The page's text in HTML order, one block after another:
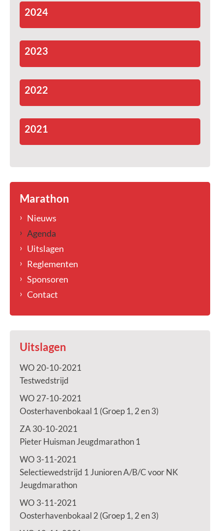
2024
2023
2022
2021
Marathon
Nieuws
Agenda
Uitslagen
Reglementen
Sponsoren
Contact
Uitslagen
WO 20-10-2021
Testwedstrijd
WO 27-10-2021
Oosterhavenbokaal 1 (Groep 1, 2 en 3)
ZA 30-10-2021
Pieter Huisman Jeugdmarathon 1
WO 3-11-2021
Selectiewedstrijd 1 Junioren A/B/C voor NK
Jeugdmarathon
WO 3-11-2021
Oosterhavenbokaal 2 (Groep 1, 2 en 3)